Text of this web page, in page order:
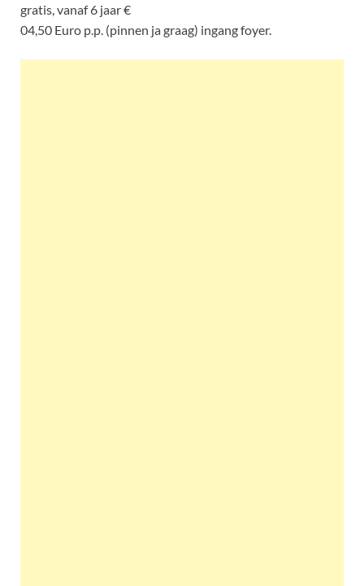
gratis, vanaf 6 jaar €
04,50 Euro p.p. (pinnen ja graag) ingang foyer.